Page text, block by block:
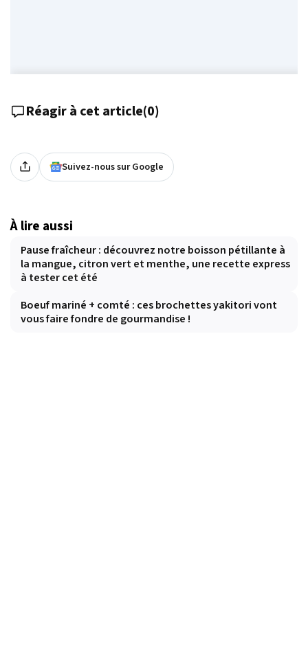
Réagir à cet article(0)
Suivez-nous sur Google
À lire aussi
Pause fraîcheur : découvrez notre boisson pétillante à
la mangue, citron vert et menthe, une recette express
à tester cet été
Boeuf mariné + comté : ces brochettes yakitori vont
vous faire fondre de gourmandise !